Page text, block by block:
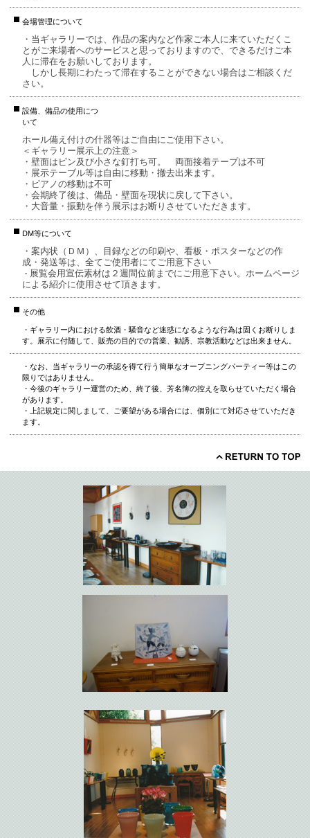
会場管理について
・当ギャラリーでは、作品の案内など作家ご本人に来ていただくこ
とがご来場者へのサービスと思っておりますので、できるだけご本
人に滞在をお願いしております。
しかし長期にわたって滞在することができない場合はご相談くだ
さい。
設備、備品の使用につ
いて
ホール備え付けの什器等はご自由にご使用下さい。
＜ギャラリー展示上の注意＞
・壁面はピン及び小さな釘打ち可。 両面接着テープは不可
・展示テーブル等は自由に移動・撤去出来ます。
・ ピアノの移動は不可
・会期終了後は、備品・壁面を現状に戻して下さい。
・大音量・振動を伴う展示はお断りさせていただきます。
DM等について
・案内状（ＤＭ）、目録などの印刷や、看板・ポスターなどの作
成・発送等は、全てご使用者にてご用意下さい
・ 展覧会用宣伝素材は２週間位前までにご用意下さい。ホームページ
による紹介に使用させて頂きます。
その他
・ギャラリー内における飲酒・騒音など迷惑になるような行為は固くお断りしま
す。展示に付随して、販売の目的での営業、勧誘、宗教活動などは出来ません。
・なお、当ギャラリーの承認を得て行う簡単なオープニングパーティー等はこの
限りではありません。
・今後のギャラリー運営のため、終了後、芳名簿の控えを取らせていただく場合
があります。
・上記規定に関しまして、ご要望がある場合には、個別にて対応させていただき
ます。